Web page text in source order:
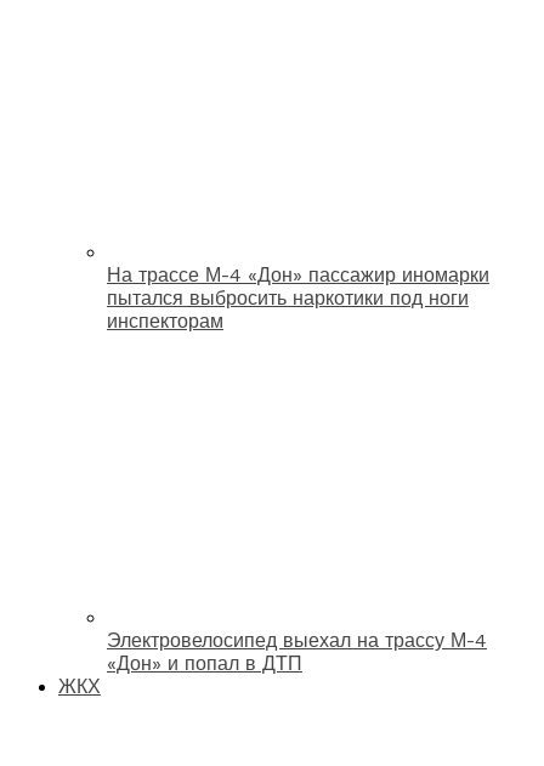
На трассе М-4 «Дон» пассажир иномарки
пытался выбросить наркотики под ноги
инспекторам
Электровелосипед выехал на трассу М-4
«Дон» и попал в ДТП
ЖКХ